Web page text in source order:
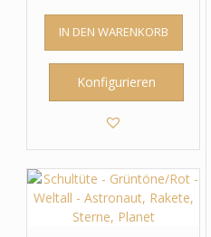
IN DEN WARENKORB
Konfigurieren